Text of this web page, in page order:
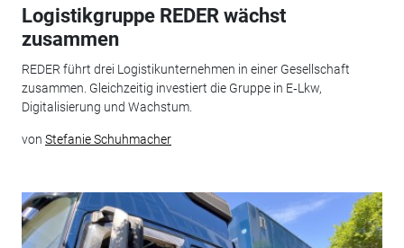
Logistikgruppe REDER wächst
zusammen
REDER führt drei Logistikunternehmen in einer Gesellschaft
zusammen. Gleichzeitig investiert die Gruppe in E‑Lkw,
Digitalisierung und Wachstum.
von Stefanie Schuhmacher